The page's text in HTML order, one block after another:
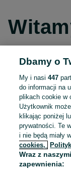
Dbamy o
My i nasi447
do informacji na
plikach cookie w
Użytkownik
klikając poniżej
prywatności. Te
i nie będą miały
cookies,
Wraz z
zapewnienia: